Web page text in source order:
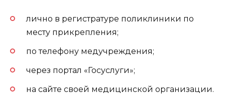
лично в регистратуре поликлиники по
месту прикрепления;
по телефону медучреждения;
через портал «Госуслуги»;
на сайте своей медицинской организации.